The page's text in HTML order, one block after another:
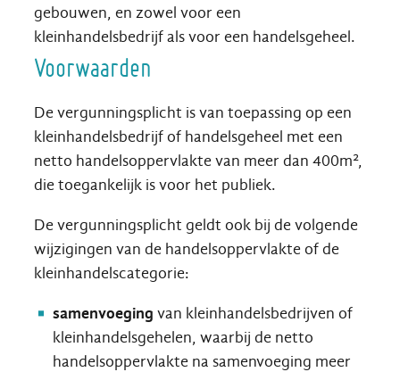
gebouwen, en zowel voor een
kleinhandelsbedrijf als voor een handelsgeheel.
Voorwaarden
De vergunningsplicht is van toepassing op een
kleinhandelsbedrijf of handelsgeheel met een
netto handelsoppervlakte van meer dan 400m²,
die toegankelijk is voor het publiek.
De vergunningsplicht geldt ook bij de volgende
wijzigingen van de handelsoppervlakte of de
kleinhandelscategorie:
samenvoeging van kleinhandelsbedrijven of
kleinhandelsgehelen, waarbij de netto
handelsoppervlakte na samenvoeging meer